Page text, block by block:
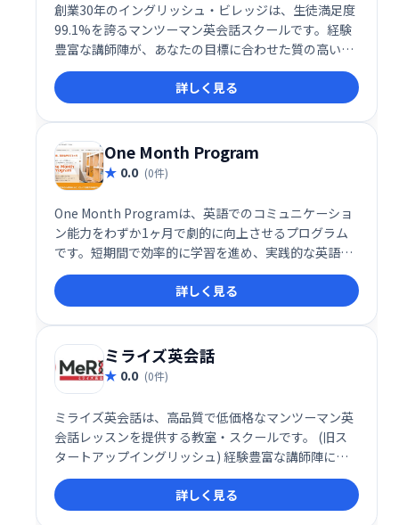
創業30年のイングリッシュ・ビレッジは、生徒満足度
99.1%を誇るマンツーマン英会話スクールです。経験
豊富な講師陣が、あなたの目標に合わせた質の高いレ
ッスンを提供します。効果的な学習で、英語力を着実
に伸ばしましょう。
詳しく見る
One Month Program
0.0 (0件)
One Month Programは、英語でのコミュニケーショ
ン能力をわずか1ヶ月で劇的に向上させるプログラム
です。短期間で効率的に学習を進め、実践的な英語ス
キルを身につけることができます。自信を持って英語
を話せるようになるための、効果的な学習コースで
す。
詳しく見る
ミライズ英会話
0.0 (0件)
ミライズ英会話は、高品質で低価格なマンツーマン英
会話レッスンを提供する教室・スクールです。 (旧ス
タートアップイングリッシュ) 経験豊富な講師陣によ
る丁寧な指導で、あなたの英語学習を効果的にサポー
トします。 目標に合わせた柔軟なレッスンプランで、
無理なく英会話力を向上させられます。
詳しく見る